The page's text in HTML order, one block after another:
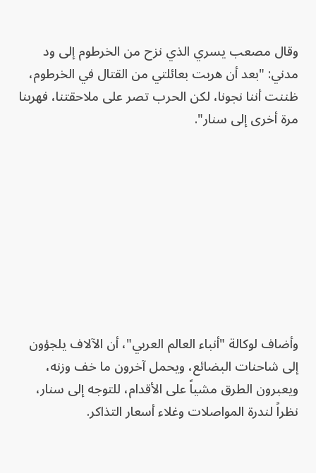
وقال مصعب يسري الذي نزح من الخرطوم إلى ود
مدني: "بعد أن هربت بعائلتي من القتال في الخرطوم،
ظننت أننا نجونا، لكن الحرب تصر على ملاحقتنا، فهربنا
مرة أخرى إلى سنار".
وأضاف لوكالة "أنباء العالم العربي"، أن الآلاف يلجؤون
إلى شاحنات البضائع، ويحمل آخرون ما خف وزنه،
ويعبرون الطرق مشياً على الأقدام، للتوجه إلى سنار،
نظراً لندرة المواصلات وغلاء أسعار التذاكر.